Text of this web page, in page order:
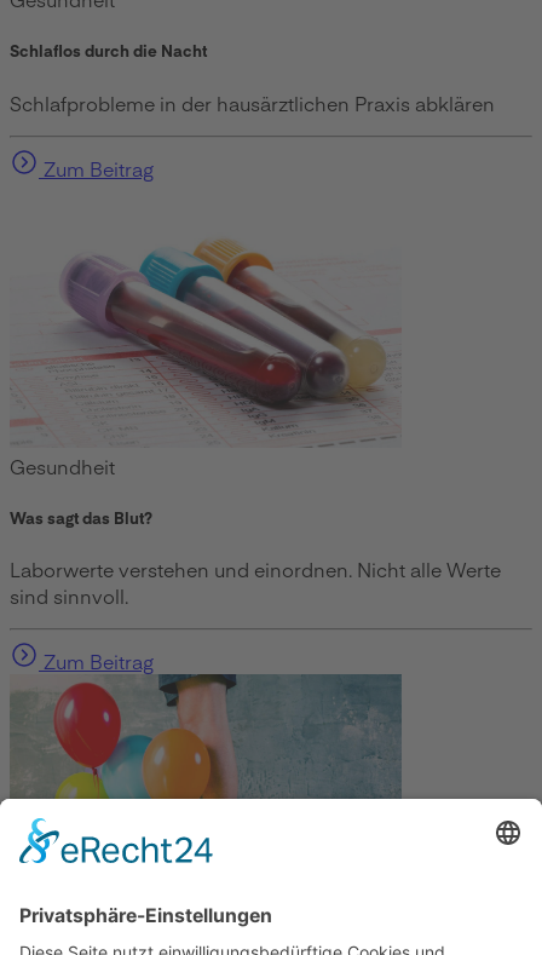
Schlaflos durch die Nacht
Schlafprobleme in der hausärztlichen Praxis abklären
Zum Beitrag
Gesundheit
Was sagt das Blut?
Laborwerte verstehen und einordnen. Nicht alle Werte
sind sinnvoll.
Zum Beitrag